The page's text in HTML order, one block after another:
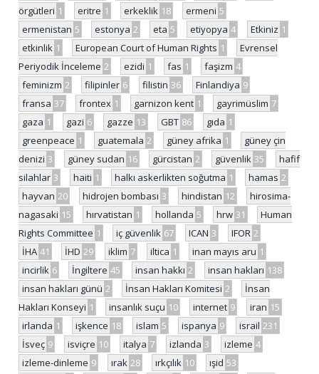
örgütleri 1 eritre 1 erkeklik 18 ermeni 5
ermenistan 5 estonya 2 eta 5 etiyopya 4 Etkiniz 1
etkinlik 1 European Court of Human Rights 1
Evrensel
Periyodik İnceleme 2 ezidi 1 fas 1 faşizm 4
feminizm 2 filipinler 6 filistin 36 Finlandiya 9
fransa 37 frontex 1 garnizon kent 1 gayrimüslim 7
gaza 1 gazi 6 gazze 13 GBT 86 gıda 1
greenpeace 1 guatemala 2 güney afrika 1
güney çin
denizi 3 güney sudan 16 gürcistan 2 güvenlik 35
hafif
silahlar 3 haiti 1 halkı askerlikten soğutma 1 hamas 2
hayvan 20 hidrojen bombası 3 hindistan 12
hirosima-
nagasaki 15 hırvatistan 1 hollanda 5 hrw 31
Human
Rights Committee 1 iç güvenlik 67 ICAN 3 IFOR 2
İHA 41 İHD 29 iklim 7 iltica 1 inan mayıs aru 1
incirlik 6 İngiltere 45 insan hakkı 2 insan hakları 138
insan hakları günü 2 İnsan Hakları Komitesi 2
İnsan
Hakları Konseyi 1 insanlık suçu 10 internet 9 iran 15
irlanda 1 işkence 18 islam 5 ispanya 9 israil 231
İsveç 9 isviçre 10 italya 7 izlanda 3 izleme 4
izleme-dinleme 9 ırak 28 ırkçılık 10 ışid 53